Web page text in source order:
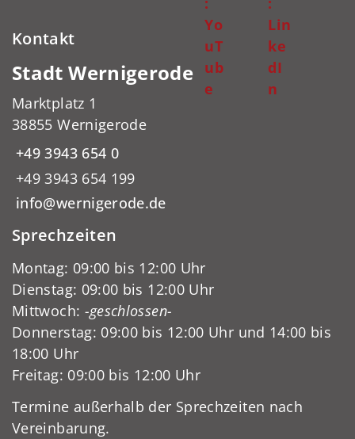
Yo
uT
ub
e
Lin
ke
dI
n
Kontakt
Stadt Wernigerode
Marktplatz 1
38855 Wernigerode
+49 3943 654 0
+49 3943 654 199
info@wernigerode.de
Sprechzeiten
Montag: 09:00 bis 12:00 Uhr
Dienstag: 09:00 bis 12:00 Uhr
Mittwoch: -geschlossen-
Donnerstag: 09:00 bis 12:00 Uhr und 14:00 bis
18:00 Uhr
Freitag: 09:00 bis 12:00 Uhr
Termine außerhalb der Sprechzeiten nach
Vereinbarung.